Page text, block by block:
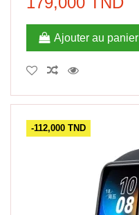
Ajouter au panier
-112,000 TND